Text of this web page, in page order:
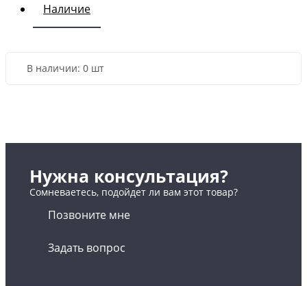
Наличие
В наличии: 0 шт
Нужна консультация?
Сомневаетесь, подойдет ли вам этот товар?
Позвоните мне
Задать вопрос